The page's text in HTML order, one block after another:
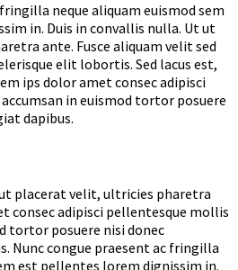
neque aliquam euismod sem
in. Duis in convallis nulla. Ut ut
ante. Fusce aliquam velit sed
elit lobortis. Sed lacus est,
ips dolor amet consec adipisci
in euismod tortor posuere
dapibus.
placerat velit, ultricies pharetra
consec adipisci pellentesque mollis
tortor posuere nisi donec
Nunc congue praesent ac fringilla
est pellentes lorem dignissim in.